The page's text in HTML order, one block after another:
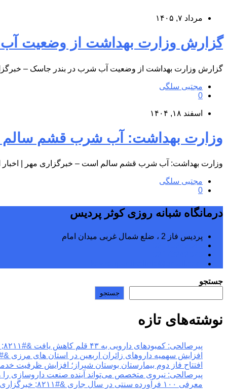
مرداد ۷, ۱۴۰۵
گزارش وزارت بهداشت از وضعیت آب شرب در بندر جاسک
گزارش وزارت بهداشت از وضعیت آب شرب در بندر جاسک –
مجتبی سلگی
0
اسفند ۱۸, ۱۴۰۴
وزارت بهداشت: آب شرب قشم سالم است &#۸۲۱۱; خبرگزاری مهر |
وزارت بهداشت: آب شرب قشم سالم است – خبرگزاری مهر | اخبار
مجتبی سلگی
0
درمانگاه شبانه روزی کوثر پردیس
پردیس فاز 2 ، ضلع شمال غربی میدان امام
جستجو
جستجو
نوشته‌های تازه
پیرصالحی: کمبودهای دارویی به ۴۳ قلم کاهش یافت &#۸۲۱۱; خبرگزاری مهر | اخبار ایران و جهان
افزایش سهمیه داروهای زائران اربعین در استان های مرزی &#۸۲۱۱; خبرگزاری مهر | اخبار ایران و
افتتاح فاز دوم بیمارستان بوستان شیراز؛ افزایش ظرفیت خدمات تخصصی سلامت &#۸۲۱۱;
پیرصالحی: نیروی متخصص می‌تواند آینده صنعت داروسازی را متحول کند &#۸۲۱۱; خبرگزاری
معرفی ۱۰۰ فرآورده سنتی در سال جاری &#۸۲۱۱; خبرگزاری مهر | اخبار ایران و جهان